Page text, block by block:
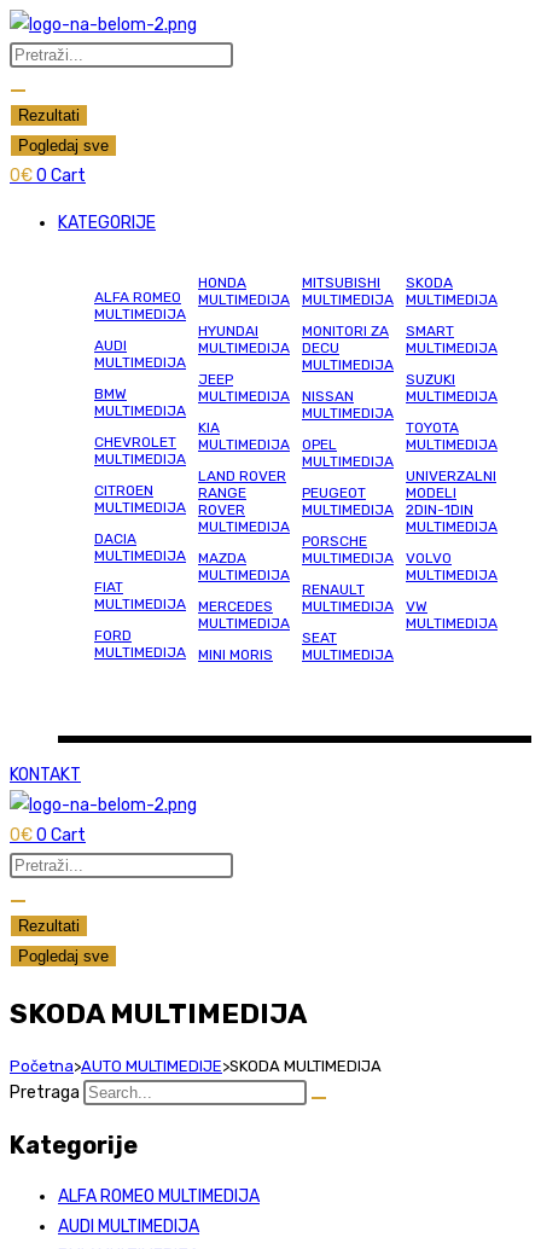
Skip
to
Search
Rezultati
Pogledaj sve
0€0 Cart
KATEGORIJE
ALFA ROMEO
MULTIMEDIJA
AUDI
MULTIMEDIJA
BMW
MULTIMEDIJA
CHEVROLET
MULTIMEDIJA
CITROEN
MULTIMEDIJA
DACIA
MULTIMEDIJA
FIAT
MULTIMEDIJA
FORD
MULTIMEDIJA
HONDA
MULTIMEDIJA
HYUNDAI
MULTIMEDIJA
JEEP
MULTIMEDIJA
KIA
MULTIMEDIJA
LAND ROVER
RANGE
ROVER
MULTIMEDIJA
MAZDA
MULTIMEDIJA
MERCEDES
MULTIMEDIJA
MINI MORIS
MITSUBISHI
MULTIMEDIJA
MONITORI ZA
DECU
MULTIMEDIJA
NISSAN
MULTIMEDIJA
OPEL
MULTIMEDIJA
PEUGEOT
MULTIMEDIJA
PORSCHE
MULTIMEDIJA
RENAULT
MULTIMEDIJA
SEAT
MULTIMEDIJA
SKODA
MULTIMEDIJA
SMART
MULTIMEDIJA
SUZUKI
MULTIMEDIJA
TOYOTA
MULTIMEDIJA
UNIVERZALNI
MODELI
2DIN-1DIN
MULTIMEDIJA
VOLVO
MULTIMEDIJA
VW
MULTIMEDIJA
KONTAKT
0€0 Cart
Search
Rezultati
Pogledaj sve
SKODA MULTIMEDIJA
Početna>AUTO MULTIMEDIJE>SKODA MULTIMEDIJA
Pretraga
Kategorije
ALFA ROMEO MULTIMEDIJA
AUDI MULTIMEDIJA